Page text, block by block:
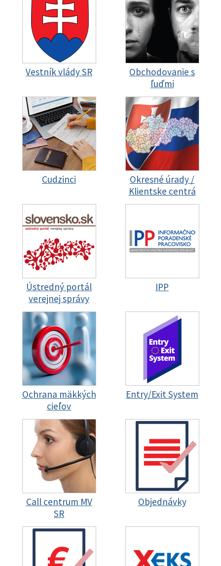
Vestník vlády SR
Obchodovanie s
ľuďmi
Cudzinci
Okresné úrady /
Klientske centrá
Ústredný portál
verejnej správy
IPP
Ochrana mäkkých
cieľov
Entry/Exit System
Call centrum MV
SR
Objednávky